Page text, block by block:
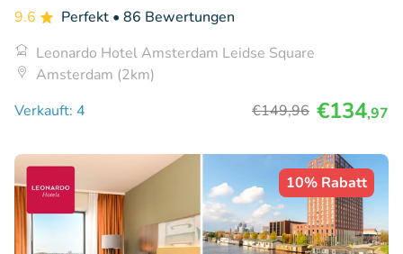
9.6 Perfekt • 86 Bewertungen
Leonardo Hotel Amsterdam Leidse Square
Amsterdam (2km)
Verkauft: 4
€149,96 €134,97
10% Rabatt